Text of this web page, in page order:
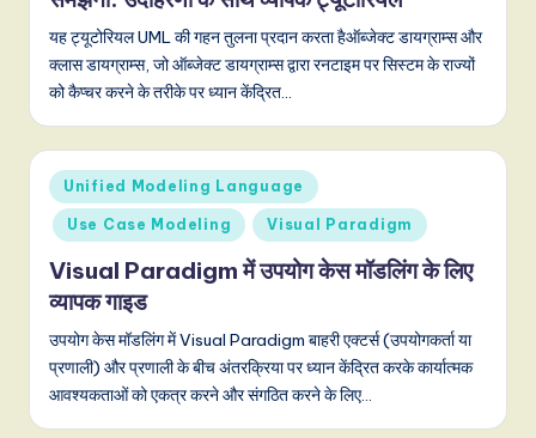
यह ट्यूटोरियल UML की गहन तुलना प्रदान करता हैऑब्जेक्ट डायग्राम्स और
क्लास डायग्राम्स, जो ऑब्जेक्ट डायग्राम्स द्वारा रनटाइम पर सिस्टम के राज्यों
को कैप्चर करने के तरीके पर ध्यान केंद्रित…
Posted
in
Unified Modeling Language
Use Case Modeling Visual Paradigm
Visual Paradigm में उपयोग केस मॉडलिंग के लिए
व्यापक गाइड
उपयोग केस मॉडलिंग में Visual Paradigm बाहरी एक्टर्स (उपयोगकर्ता या
प्रणाली) और प्रणाली के बीच अंतरक्रिया पर ध्यान केंद्रित करके कार्यात्मक
आवश्यकताओं को एकत्र करने और संगठित करने के लिए…